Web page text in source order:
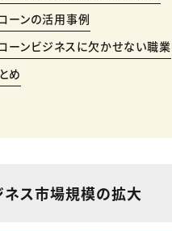
ーンの活用事例
ーンビジネスに欠かせない職業
め
ネス市場規模の拡大